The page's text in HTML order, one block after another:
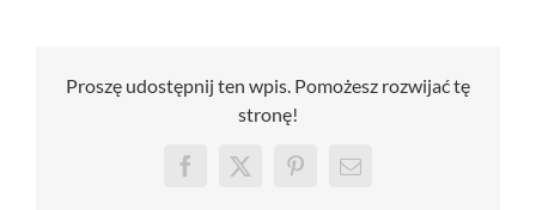
Proszę udostępnij ten wpis. Pomożesz rozwijać tę
stronę!
Facebook
X PinterestEmail